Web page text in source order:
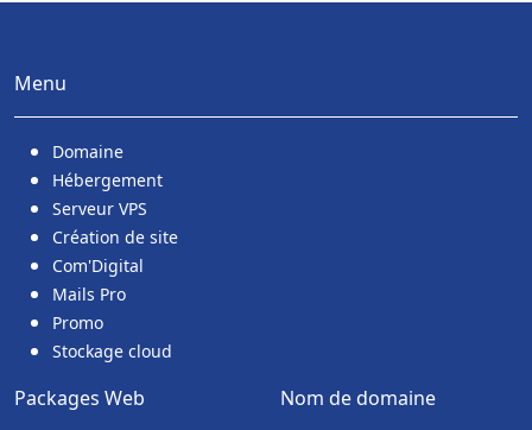
Menu
Domaine
Hébergement
Serveur VPS
Création de site
Com'Digital
Mails Pro
Promo
Stockage cloud
Packages Web Nom de domaine